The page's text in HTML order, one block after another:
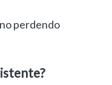
perdendo